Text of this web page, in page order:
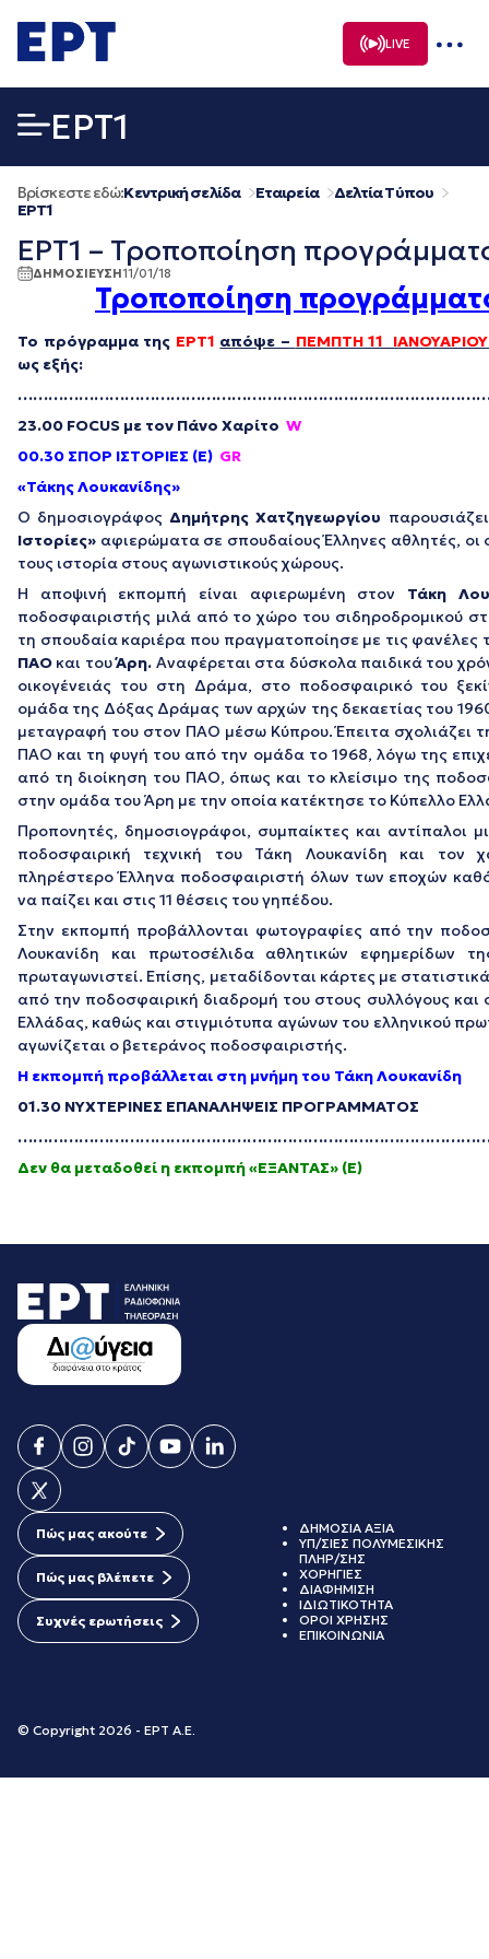
σε
περιεχόμενο
LIVE
EΡΤ1
Βρίσκεστε εδώ:Κεντρική σελίδα Εταιρεία
Δελτία Τύπου
EΡΤ1
ΕΡΤ1 – Τροποποίηση
ΔΗΜΟΣΙΕΥΣΗ11/01/18
Τροποποίηση
Το πρόγραμμα της ΕΡΤ1 απόψε – ΠΕΜΠΤΗ 11
ως εξής:
23.00 FOCUS με τον Πάνο Χαρίτο W
00.30 ΣΠΟΡ ΙΣΤΟΡΙΕΣ (Ε) GR
«Τάκης Λουκανίδης»
Ο δημοσιογράφος Δημήτρης Χατζηγεωργίου
Ιστορίες» αφιερώματα σε σπουδαίους Έλληνες αθλητές, οι
τους ιστορία στους αγωνιστικούς χώρους.
Η αποψινή εκπομπή είναι αφιερωμένη στον Τάκη
ποδοσφαιριστής μιλά από το χώρο του σιδηροδρομικού
τη σπουδαία καριέρα που πραγματοποίησε με τις φανέλες
ΠΑΟ και τουΆρη. Αναφέρεται στα δύσκολα παιδικά του
οικογένειάς του στη Δράμα, στο ποδοσφαιρικό του
ομάδα της Δόξας Δράμας των αρχών της δεκαετίας του
μεταγραφή του στον ΠΑΟ μέσω Κύπρου. Έπειτα σχολιάζει
ΠΑΟ και τη φυγή του από την ομάδα το 1968, λόγω της
από τη διοίκηση του ΠΑΟ, όπως και το κλείσιμο της
στην ομάδα του Άρη με την οποία κατέκτησε το Κύπελλο
Προπονητές, δημοσιογράφοι, συμπαίκτες και αντίπαλοι
ποδοσφαιρική τεχνική του Τάκη Λουκανίδη και τον
πληρέστερο Έλληνα ποδοσφαιριστή όλων των εποχών
να παίζει και στις 11 θέσεις του γηπέδου.
Στην εκπομπή προβάλλονται φωτογραφίες από την
Λουκανίδη και πρωτοσέλιδα αθλητικών εφημερίδων
πρωταγωνιστεί. Επίσης, μεταδίδονται κάρτες με
από την ποδοσφαιρική διαδρομή του στους συλλόγους και
Ελλάδας, καθώς και στιγμιότυπα αγώνων του ελληνικού
αγωνίζεται ο βετεράνος ποδοσφαιριστής.
Η εκπομπή προβάλλεται στη μνήμη του Τάκη Λουκανίδη
01.30 ΝΥΧΤΕΡΙΝΕΣ ΕΠΑΝΑΛΗΨΕΙΣ ΠΡΟΓΡΑΜΜΑΤΟΣ
Δεν θα μεταδοθεί η εκπομπή «ΕΞΑΝΤΑΣ» (Ε)
Πώς μας ακούτε
Πώς μας βλέπετε
Συχνές ερωτήσεις
© Copyright 2026 - ΕΡΤ Α.Ε.
ΔΗΜΟΣΙΑ ΑΞΙΑ
ΥΠ/ΣΙΕΣ ΠΟΛΥΜΕΣΙΚΗΣ
ΠΛΗΡ/ΣΗΣ
ΧΟΡΗΓΙΕΣ
ΔΙΑΦΗΜΙΣΗ
ΙΔΙΩΤΙΚΟΤΗΤΑ
ΟΡΟΙ ΧΡΗΣΗΣ
ΕΠΙΚΟΙΝΩΝΙΑ